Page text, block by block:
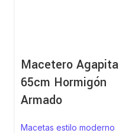
Macetero Agapita
65cm Hormigón
Armado
Macetas estilo moderno